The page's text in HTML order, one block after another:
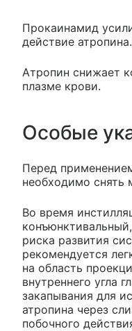
Прокаинамид
действие атропина.
Атропин снижает
плазме крови.
Особые
Перед
необходимо снять
Во время
риска развития
рекомендуется
на область
внутреннего угла
закапывания для
атропина через
побочного